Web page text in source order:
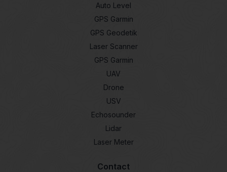
Auto Level
GPS Garmin
GPS Geodetik
Laser Scanner
GPS Garmin
UAV
Drone
USV
Echosounder
Lidar
Laser Meter
Contact